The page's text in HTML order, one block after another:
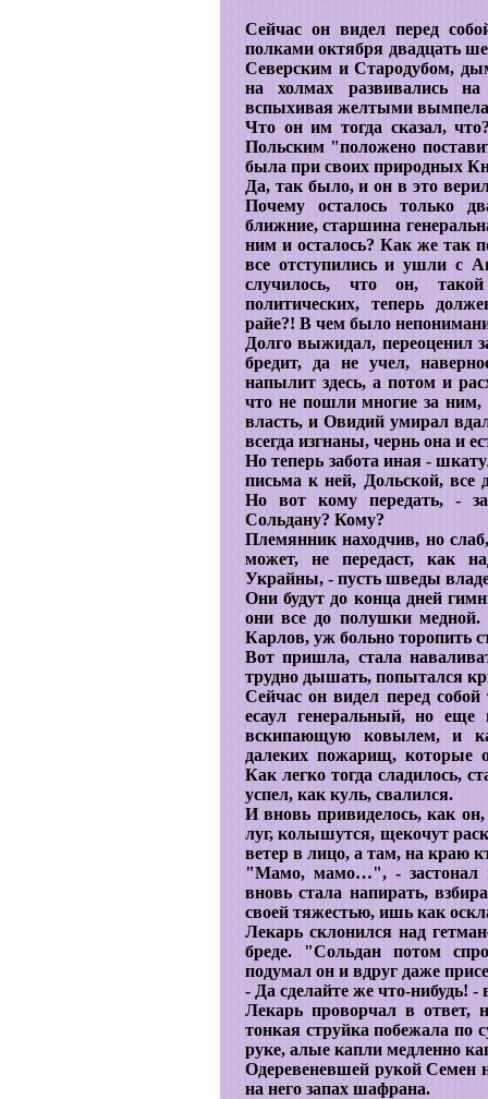
Сейчас он видел перед
полками октября двадцать
Северским и Стародубом,
на холмах развивались
вспыхивая желтыми
Что он им тогда сказал,
Польским "положено
была при своих природных
Да, так было, и он в это
Почему осталось только
ближние, старшина
ним и осталось? Как же так
все отступились и ушли с
случилось, что он,
политических, теперь
райе?! В чем было
Долго выжидал, переоценил
бредит, да не учел,
напылит здесь, а потом и
что не пошли многие за
власть, и Овидий умирал
всегда изгнаны, чернь она и
Но теперь забота иная -
письма к ней, Дольской, все
Но вот кому передать, -
Сольдану? Кому?
Племянник находчив, но
может, не передаст, как
Украйны, - пусть шведы
Они будут до конца дней
они все до полушки медной.
Карлов, уж больно торопить
Вот пришла, стала
трудно дышать, попытался
Сейчас он видел перед
есаул генеральный, но
вскипающую ковылем, и
далеких пожарищ, которые
Как легко тогда сладилось,
успел, как куль, свалился.
И вновь привиделось, как
луг, колышутся, щекочут
ветер в лицо, а там, на краю
"Мамо, мамо…", - застонал
вновь стала напирать,
своей тяжестью, ишь как
Лекарь склонился над
бреде. "Сольдан потом
подумал он и вдруг даже
- Да сделайте же что-нибудь!
Лекарь проворчал в ответ,
тонкая струйка побежала по
руке, алые капли медленно
Одеревеневшей рукой Семен
на него запах шафрана.